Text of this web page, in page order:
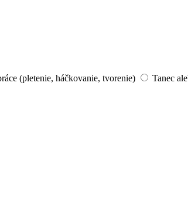
(pletenie, háčkovanie, tvorenie) Tanec